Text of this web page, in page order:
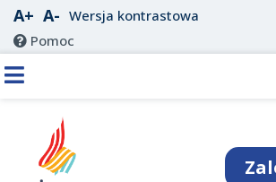
A+ A- Wersja kontrastowa
Pomoc